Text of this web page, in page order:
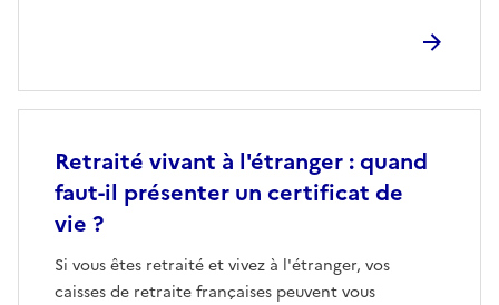
Retraité vivant à l'étranger : quand
faut-il présenter un certificat de
vie ?
Si vous êtes retraité et vivez à l'étranger, vos
caisses de retraite françaises peuvent vous